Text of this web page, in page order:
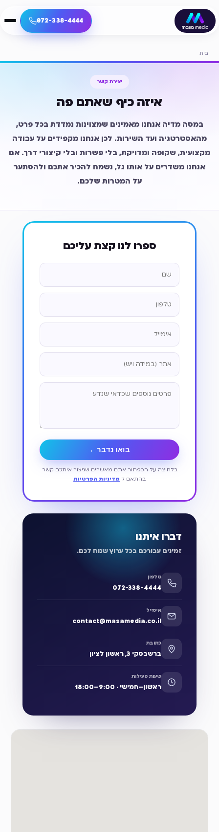
072-338-4444
בית
יצירת קשר
איזה כיף שאתם פה
במסה מדיה אנחנו מאמינים שמצוינות נמדדת בכל פרט,
מהאסטרטגיה ועד השירות. לכן אנחנו מקפידים על עבודה
מקצועית, שקופה ומדויקת, בלי פשרות ובלי קיצורי דרך. אם
אנחנו משדרים על אותו גל, נשמח להכיר אתכם ולהסתער
על המטרות שלכם.
ספרו לנו קצת עליכם
בואו נדבר←
בלחיצה על הכפתור אתם מאשרים שניצור איתכם קשר
בהתאם ל מדיניות הפרטיות
דברו איתנו
זמינים עבורכם בכל ערוץ שנוח לכם.
טלפון
072-338-4444
אימייל
contact@masamedia.co.il
כתובת
ברשבסקי 3, ראשון לציון
שעות פעילות
ראשון–חמישי · 9:00–18:00